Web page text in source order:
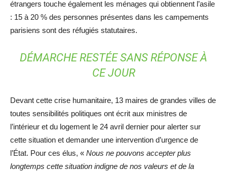
étrangers touche également les ménages qui obtiennent l’asile
: 15 à 20 % des personnes présentes dans les campements
parisiens sont des réfugiés statutaires.
DÉMARCHE RESTÉE SANS RÉPONSE À
CE JOUR
Devant cette crise humanitaire, 13 maires de grandes villes de
toutes sensibilités politiques ont écrit aux ministres de
l’intérieur et du logement le 24 avril dernier pour alerter sur
cette situation et demander une intervention d’urgence de
l’État. Pour ces élus, « Nous ne pouvons accepter plus
longtemps cette situation indigne de nos valeurs et de la